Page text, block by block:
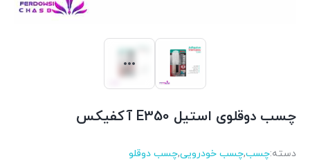
چسب دوقلوی استیل E350 آکفیکس
دسته:چسب,چسب خودرویی,چسب دوقلو